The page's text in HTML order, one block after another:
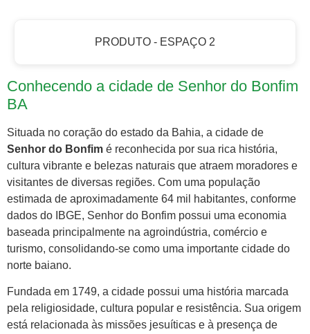
PRODUTO - ESPAÇO 2
Conhecendo a cidade de Senhor do Bonfim
BA
Situada no coração do estado da Bahia, a cidade de
Senhor do Bonfim é reconhecida por sua rica história,
cultura vibrante e belezas naturais que atraem moradores e
visitantes de diversas regiões. Com uma população
estimada de aproximadamente 64 mil habitantes, conforme
dados do IBGE, Senhor do Bonfim possui uma economia
baseada principalmente na agroindústria, comércio e
turismo, consolidando-se como uma importante cidade do
norte baiano.
Fundada em 1749, a cidade possui uma história marcada
pela religiosidade, cultura popular e resistência. Sua origem
está relacionada às missões jesuíticas e à presença de